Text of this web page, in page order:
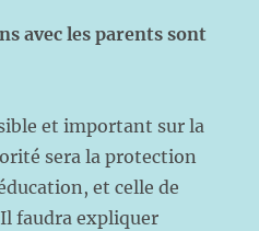
avec les parents sont
et important sur la
sera la protection
et celle de
faudra expliquer